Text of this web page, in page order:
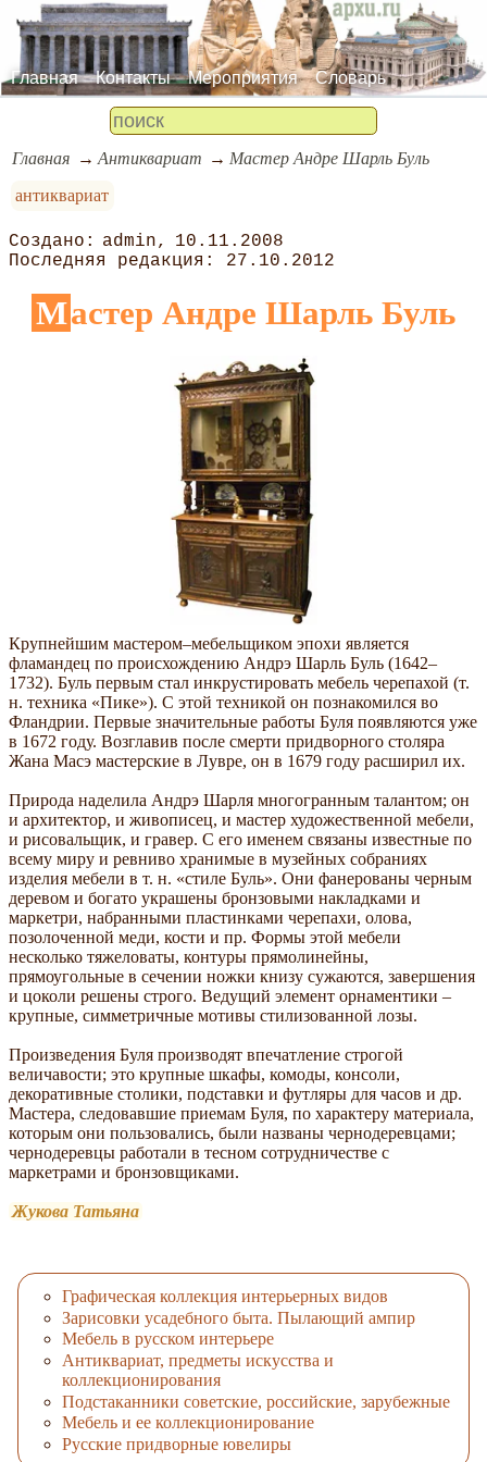
Главная Контакты Мероприятия Словарь
Главная Антиквариат
Мастер Андре Шарль Буль
антиквариат
admin
10.11.2008
27.10.2012
Мастер Андре Шарль Буль
Крупнейшим мастером–мебельщиком эпохи является
фламандец по происхождению Андрэ Шарль Буль (1642–
1732). Буль первым стал инкрустировать мебель черепахой (т.
н. техника «Пике»). С этой техникой он познакомился во
Фландрии. Первые значительные работы Буля появляются уже
в 1672 году. Возглавив после смерти придворного столяра
Жана Масэ мастерские в Лувре, он в 1679 году расширил их.
Природа наделила Андрэ Шарля многогранным талантом; он
и архитектор, и живописец, и мастер художественной мебели,
и рисовальщик, и гравер. С его именем связаны известные по
всему миру и ревниво хранимые в музейных собраниях
изделия мебели в т. н. «стиле Буль». Они фанерованы черным
деревом и богато украшены бронзовыми накладками и
маркетри, набранными пластинками черепахи, олова,
позолоченной меди, кости и пр. Формы этой мебели
несколько тяжеловаты, контуры прямолинейны,
прямоугольные в сечении ножки книзу сужаются, завершения
и цоколи решены строго. Ведущий элемент орнаментики –
крупные, симметричные мотивы стилизованной лозы.
Произведения Буля производят впечатление строгой
величавости; это крупные шкафы, комоды, консоли,
декоративные столики, подставки и футляры для часов и др.
Мастера, следовавшие приемам Буля, по характеру материала,
которым они пользовались, были названы чернодеревцами;
чернодеревцы работали в тесном сотрудничестве с
маркетрами и бронзовщиками.
Жукова Татьяна
Графическая коллекция интерьерных видов
Зарисовки усадебного быта. Пылающий ампир
Мебель в русском интерьере
Антиквариат, предметы искусства и
коллекционирования
Подстаканники советские, российские, зарубежные
Мебель и ее коллекционирование
Русские придворные ювелиры